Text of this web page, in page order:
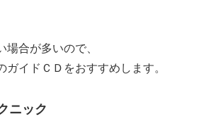
場合が多いので、
ガイドＣＤをおすすめします。
ニック